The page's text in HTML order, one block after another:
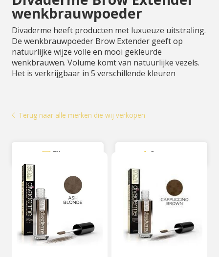
wenkbrauwpoeder
Divaderme heeft producten met luxueuze uitstraling.
De wenkbrauwpoeder Brow Extender geeft op
natuurlijke wijze volle en mooi gekleurde
wenkbrauwen. Volume komt van natuurlijke vezels.
Het is verkrijgbaar in 5 verschillende kleuren
Terug naar alle merken die wij verkopen
Filter Sorteer